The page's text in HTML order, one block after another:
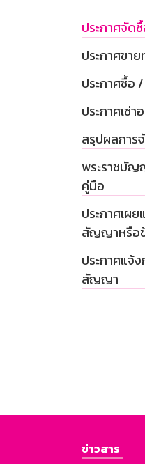
ประกาศจัด
ประกาศขา
ประกาศซื้อ
ประกาศเช่
สรุปผลการ
พระราชบัญ
คู่มือ
ประกาศเผ
สัญญาหรือ
ประกาศแจ้
สัญญา
ข่าวสาร